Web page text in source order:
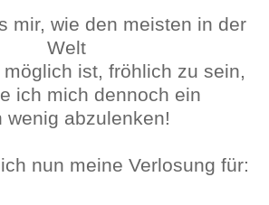
mir, wie den meisten in der
Welt
ist, fröhlich zu sein,
ich mich dennoch ein
wenig abzulenken!
nun meine Verlosung für: